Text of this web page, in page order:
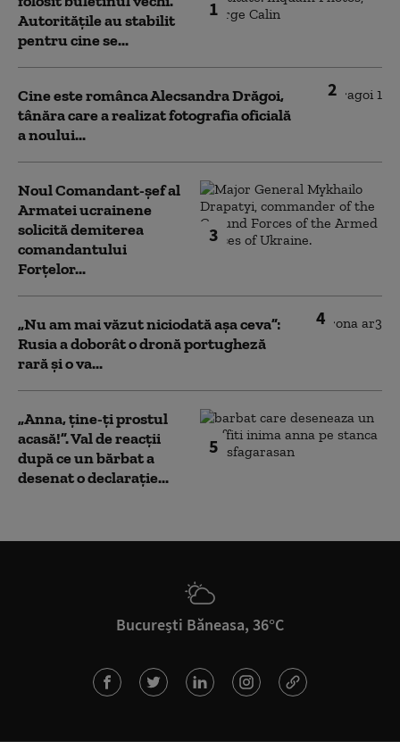
1
Autoritățile au stabilit
pentru cine se...
2
Cine este românca Alecsandra Drăgoi,
tânăra care a realizat fotografia oficială
a noului...
3
Noul Comandant-șef al
Armatei ucrainene
solicită demiterea
comandantului
Forțelor...
4
„Nu am mai văzut niciodată așa ceva”:
Rusia a doborât o dronă portugheză
rară și o va...
5
„Anna, ţine-ţi prostul
acasă!”. Val de reacții
după ce un bărbat a
desenat o declarație...
București Băneasa, 36°C